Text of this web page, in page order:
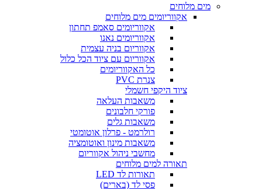
מים מלוחים
אקווריומים מים מלוחים
אקווריומים סאמפ תחתון
אקווריומים נאנו
אקווריום בניה עצמית
אקווריום עם ציוד הכל כלול
כל האקווריומים
צנרת PVC
ציוד היקפי חשמלי
משאבות העלאה
פורקי חלבונים
משאבות גלים
רולרמט - פרלון אוטומטי
משאבות מינון ואוטומציה
מחשבי ניהול אקווריום
תאורה למים מלוחים
תאורות לד LED
פסי לד (בארים)